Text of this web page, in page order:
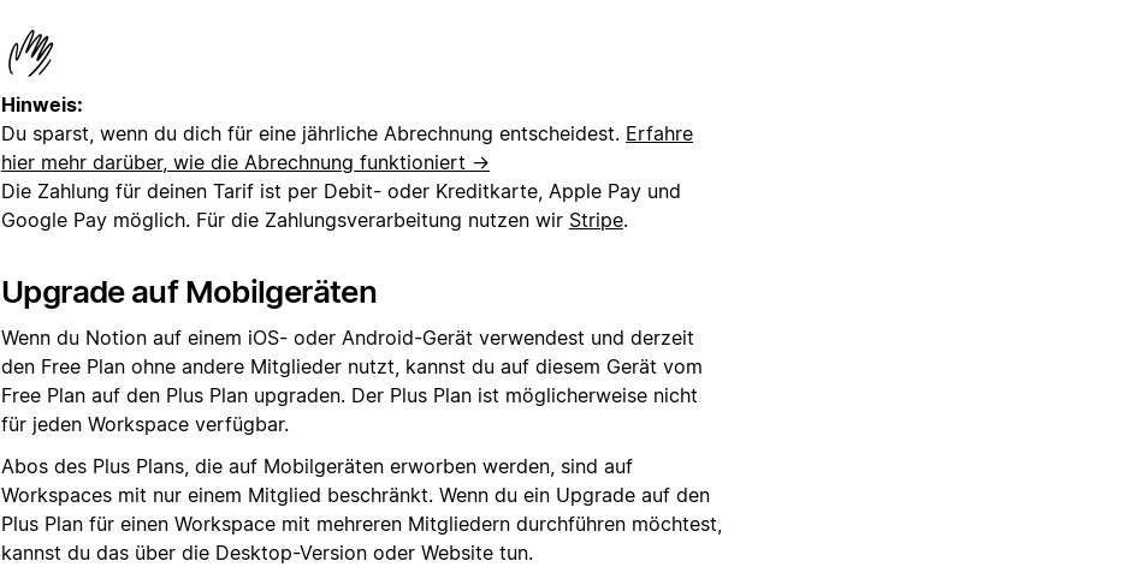
Hinweis:
Du sparst, wenn du dich für eine jährliche Abrechnung entscheidest. Erfahre
hier mehr darüber, wie die Abrechnung funktioniert →
Die Zahlung für deinen Tarif ist per Debit- oder Kreditkarte, Apple Pay und
Google Pay möglich. Für die Zahlungsverarbeitung nutzen wir Stripe.
Upgrade auf Mobilgeräten
Wenn du Notion auf einem iOS- oder Android-Gerät verwendest und derzeit
den Free Plan ohne andere Mitglieder nutzt, kannst du auf diesem Gerät vom
Free Plan auf den Plus Plan upgraden. Der Plus Plan ist möglicherweise nicht
für jeden Workspace verfügbar.
Abos des Plus Plans, die auf Mobilgeräten erworben werden, sind auf
Workspaces mit nur einem Mitglied beschränkt. Wenn du ein Upgrade auf den
Plus Plan für einen Workspace mit mehreren Mitgliedern durchführen möchtest,
kannst du das über die Desktop-Version oder Website tun.